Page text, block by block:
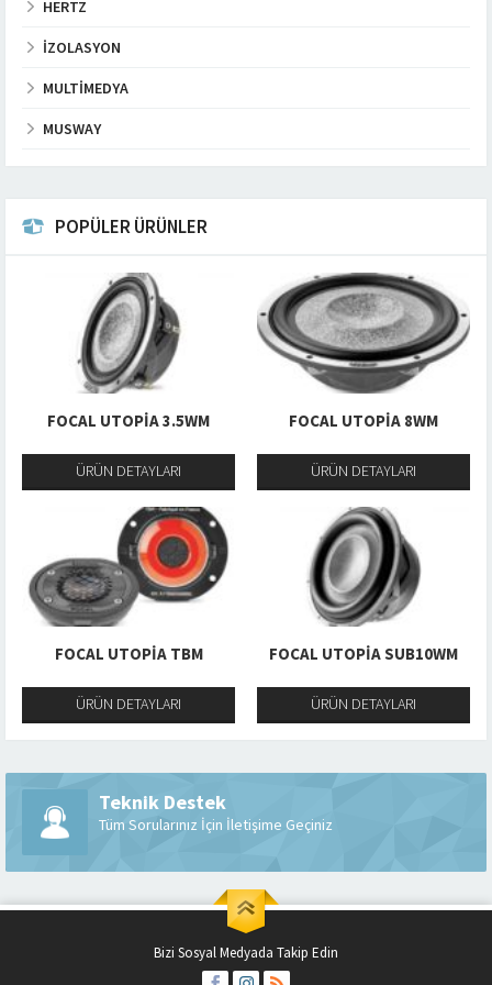
HERTZ
İZOLASYON
MULTIMEDYA
MUSWAY
POPÜLER ÜRÜNLER
FOCAL UTOPIA 3.5WM
ÜRÜN DETAYLARI
FOCAL UTOPIA 8WM
ÜRÜN DETAYLARI
FOCAL UTOPIA TBM
ÜRÜN DETAYLARI
FOCAL UTOPIA SUB10WM
ÜRÜN DETAYLARI
Teknik Destek
Tüm Sorularınız İçin İletişime Geçiniz
Bizi Sosyal Medyada Takip Edin